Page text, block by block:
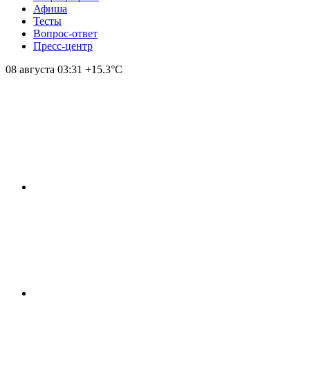
Афиша
Тесты
Вопрос-ответ
Пресс-центр
08 августа 03:31 +15.3°С